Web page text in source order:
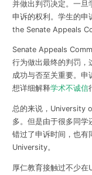
并做出判罚决定。一旦
申诉的权利。学生的申
the Senate Appeals
Senate Appeals
行为做出最终的判罚，
成功与否至关重要。申
想详细解释学术不诚信
总的来说，University
多。但是由于很多同学
错过了申诉时间，也有
University。
厚仁教育接触过不少